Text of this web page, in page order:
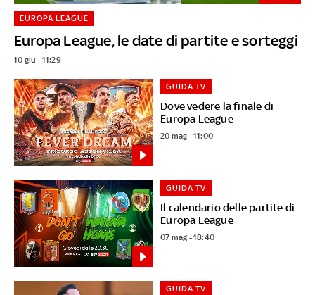
Europa League, le date di partite e sorteggi
EUROPA LEAGUE
10 giu - 11:29
Dove vedere la finale di
Europa League
GUIDA TV
20 mag - 11:00
Il calendario delle partite di
Europa League
GUIDA TV
07 mag - 18:40
GUIDA TV